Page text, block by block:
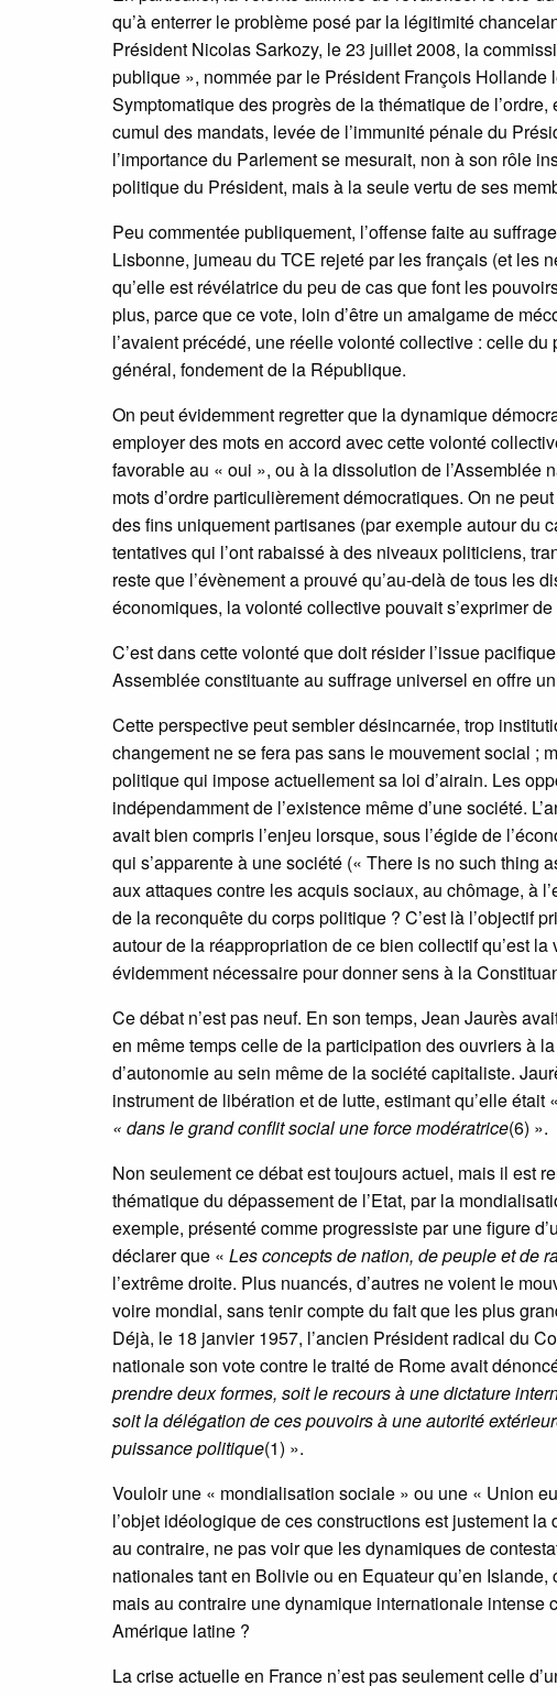
qu’à enterrer le problème posé par la légitimité
Président Nicolas Sarkozy, le 23 juillet 2008, la
publique », nommée par le Président François Hollande
Symptomatique des progrès de la thématique de
cumul des mandats, levée de l’immunité pénale du
l’importance du Parlement se mesurait, non à son rôle
politique du Président, mais à la seule vertu de ses
Peu commentée publiquement, l’offense faite au
Lisbonne, jumeau du TCE rejeté par les français (et les
qu’elle est révélatrice du peu de cas que font les
plus, parce que ce vote, loin d’être un amalgame de
l’avaient précédé, une réelle volonté collective : celle
général, fondement de la République.
On peut évidemment regretter que la dynamique
employer des mots en accord avec cette volonté
favorable au « oui », ou à la dissolution de
mots d’ordre particulièrement démocratiques. On ne
des fins uniquement partisanes (par exemple autour du
tentatives qui l’ont rabaissé à des niveaux politiciens,
reste que l’évènement a prouvé qu’au-delà de tous les
économiques, la volonté collective pouvait s’exprimer
C’est dans cette volonté que doit résider l’issue
Assemblée constituante au suffrage universel en offre
Cette perspective peut sembler désincarnée, trop
changement ne se fera pas sans le mouvement social ;
politique qui impose actuellement sa loi d’airain. Les
indépendamment de l’existence même d’une société.
avait bien compris l’enjeu lorsque, sous l’égide de
qui s’apparente à une société (« There is no such thing
aux attaques contre les acquis sociaux, au chômage, à
de la reconquête du corps politique ? C’est là l’objectif
autour de la réappropriation de ce bien collectif qu’est
évidemment nécessaire pour donner sens à la
Ce débat n’est pas neuf. En son temps, Jean Jaurès
en même temps celle de la participation des ouvriers à
d’autonomie au sein même de la société capitaliste.
instrument de libération et de lutte, estimant qu’elle était «
« dans le grand conflit social une force modératrice(6) ».
Non seulement ce débat est toujours actuel, mais il est
thématique du dépassement de l’Etat, par la
exemple, présenté comme progressiste par une figure
déclarer que « Les concepts de nation, de peuple et de
l’extrême droite. Plus nuancés, d’autres ne voient le
voire mondial, sans tenir compte du fait que les plus
Déjà, le 18 janvier 1957, l’ancien Président radical du
nationale son vote contre le traité de Rome avait
prendre deux formes, soit le recours à une dictature
soit la délégation de ces pouvoirs à une autorité
puissance politique(1) ».
Vouloir une « mondialisation sociale » ou une « Union
l’objet idéologique de ces constructions est justement
au contraire, ne pas voir que les dynamiques de
nationales tant en Bolivie ou en Equateur qu’en
mais au contraire une dynamique internationale
Amérique latine ?
La crise actuelle en France n’est pas seulement celle